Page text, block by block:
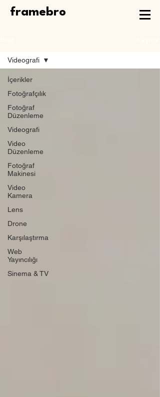
framebro
İçerikler
Fotoğrafçılık
Fotoğraf
Düzenleme
Videografi
Video
Düzenleme
Fotoğraf
Makinesi
Video
Kamera
Lens
Drone
Karşılaştırma
Web
Yayıncılığı
Sinema & TV
Videografi